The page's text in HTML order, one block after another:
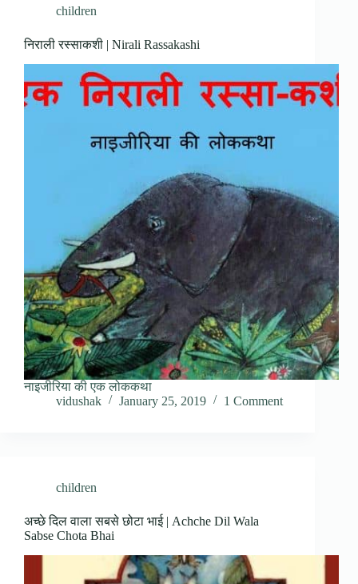
children
निराली रस्साकशी | Nirali Rassakashi
नाइजीरिया की एक लोककथा
vidushak
January 25, 2019 1 Comment
children
अच्छे दिल वाला सबसे छोटा भाई | Achche Dil Wala
Sabse Chota Bhai